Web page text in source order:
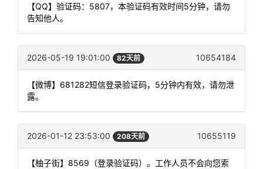
【QQ】验证码：5807，本验证码有效时间5分钟，请勿
告知他人。
2026-05-19 19:01:00 82天前 10654184
【微博】681282短信登录验证码，5分钟内有效，请勿泄
露。
2026-01-12 23:53:00 208天前 10655119
【柚子街】8569（登录验证码）。工作人员不会向您索